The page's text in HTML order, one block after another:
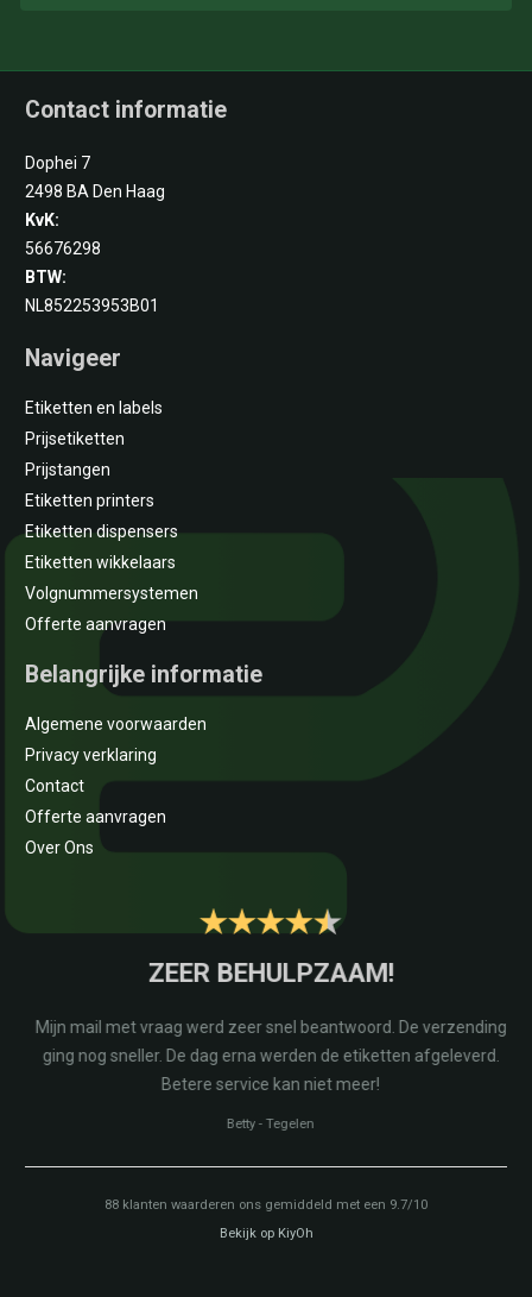
Contact informatie
Dophei 7
2498 BA Den Haag
KvK:
56676298
BTW:
NL852253953B01
Navigeer
Etiketten en labels
Prijsetiketten
Prijstangen
Etiketten printers
Etiketten dispensers
Etiketten wikkelaars
Volgnummersystemen
Offerte aanvragen
Belangrijke informatie
Algemene voorwaarden
Privacy verklaring
Contact
Offerte aanvragen
Over Ons
ZEER BEHULPZAAM!
Mijn mail met vraag werd zeer snel beantwoord. De verzending
ging nog sneller. De dag erna werden de etiketten afgeleverd.
Betere service kan niet meer!
Betty - Tegelen
88 klanten waarderen ons gemiddeld met een 9.7/10
Bekijk op KiyOh